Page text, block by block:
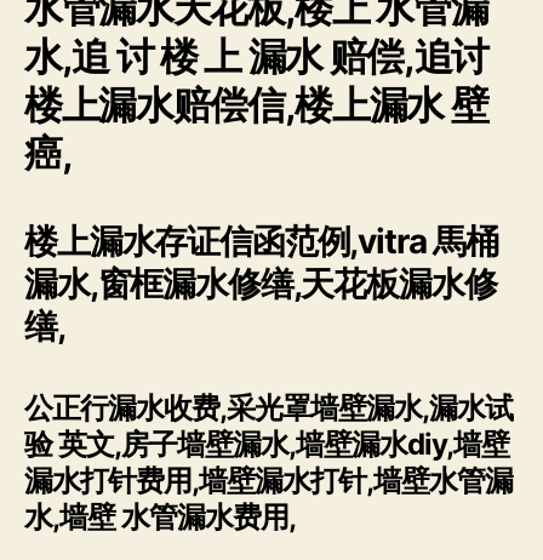
水,追 讨 楼 上 漏水 赔偿,追讨
楼上漏水赔偿信,楼上漏水 壁
癌,
楼上漏水存证信函范例,vitra 馬桶
漏水,窗框漏水修缮,天花板漏水修
缮,
公正行漏水收费,采光罩墙壁漏水,漏水试
验 英文,房子墙壁漏水,墙壁漏水diy,墙壁
漏水打针费用,墙壁漏水打针,墙壁水管漏
水,墙壁 水管漏水费用,